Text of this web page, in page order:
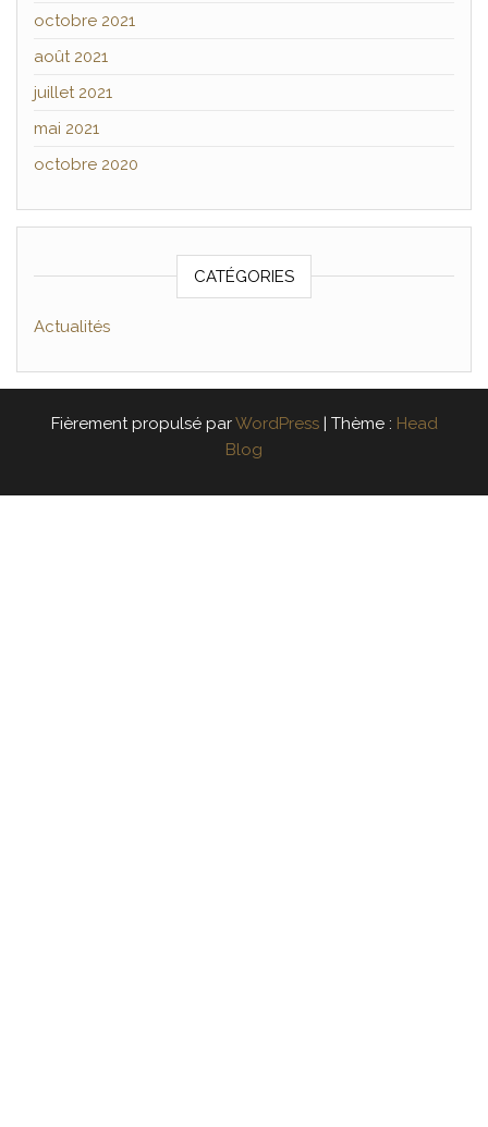
octobre 2021
août 2021
juillet 2021
mai 2021
octobre 2020
CATÉGORIES
Actualités
Fièrement propulsé parWordPress Thème : Head
Blog